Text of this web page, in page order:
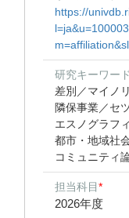
https://
研究キーワード
差別／マイノ
隣保事業／セ
エスノグラフ
都市・地域社
コミュニティ
担当科目*
2026年度